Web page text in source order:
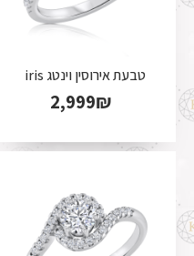
טבעת אירוסין וינטג iris
2,999₪